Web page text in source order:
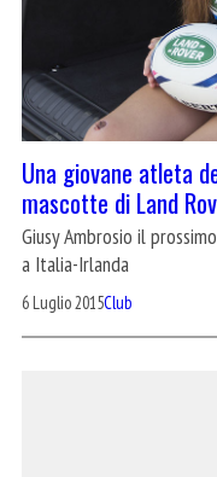
Una giovane atleta
mascotte di Land
Giusy Ambrosio il
a Italia-Irlanda
6 Luglio 2015Club